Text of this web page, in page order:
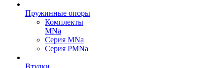
Пружинные опоры
Комплекты
MNa
Серия MNa
Серия PMNa
Втулки